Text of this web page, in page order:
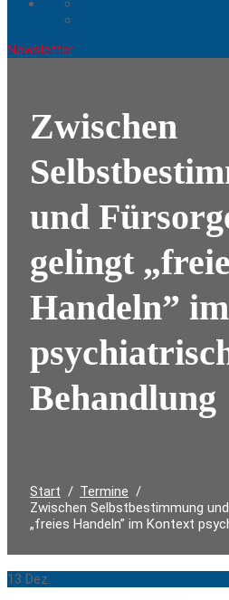
Newsletter
Zwischen
und
gelingt
Handeln”
Behandlung
Start
Termine
Zwischen Selbstbestimmung
„freies Handeln” im Kontext
13 Dez.